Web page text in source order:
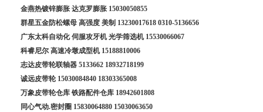
金燕热镀锌膨胀 达克罗膨胀 15030050855
群星五金防松螺母 高强度 美制 13230017618 0310-5136656
广东太科自动化 伺服攻牙机 光学筛选机 15530066067
科睿尼尔 高速冷墩成型机 15188810006
志达皮带轮联轴器 5133662 18932718199
诚远皮带轮 15030084840 18303365008
万象皮带轮仓库 铁路配件仓库 18942601808
同心气动.密封圈 15830064880 15030063650